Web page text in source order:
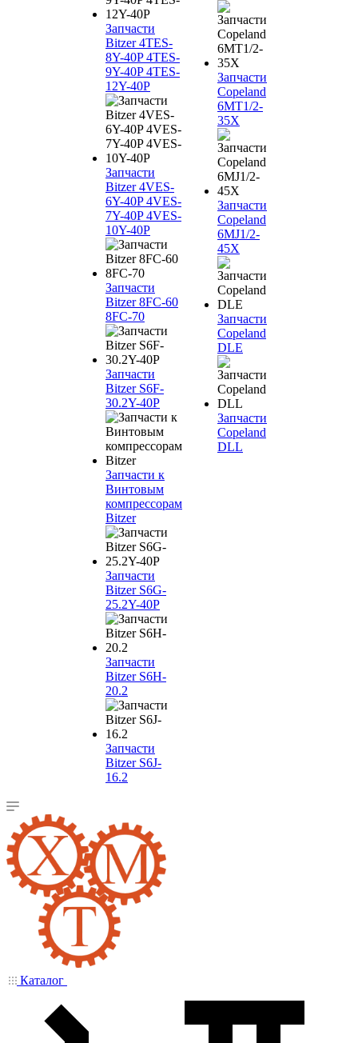
Запчасти
Bitzer 4TES-
8Y-40P 4TES-
9Y-40P 4TES-
12Y-40P
Запчасти
Bitzer 4VES-
6Y-40P 4VES-
7Y-40P 4VES-
10Y-40P
Запчасти
Bitzer 8FC-60
8FC-70
Запчасти
Bitzer S6F-
30.2Y-40P
Запчасти к
Винтовым
компрессорам
Bitzer
Запчасти
Bitzer S6G-
25.2Y-40P
Запчасти
Bitzer S6H-
20.2
Запчасти
Bitzer S6J-
16.2
Запчасти
Copeland
6MT1/2-
35X
Запчасти
Copeland
6MJ1/2-
45X
Запчасти
Copeland
DLE
Запчасти
Copeland
DLL
Каталог